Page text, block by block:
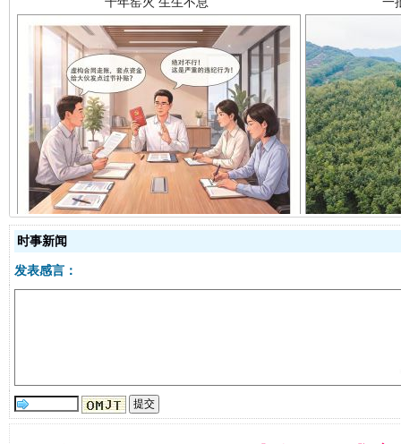
揭开“小金库”的免责幌子
时事新闻
发表感言：